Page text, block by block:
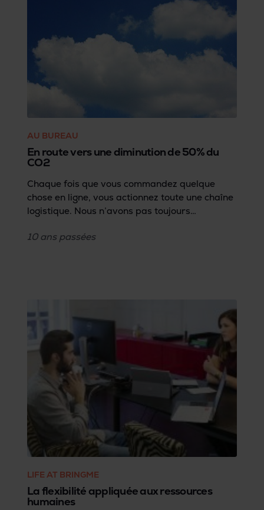
AU BUREAU
En route vers une diminution de 50% du
CO2
Chaque fois que vous commandez quelque
chose en ligne, vous actionnez toute une chaîne
logistique. Nous n’avons pas toujours
des milliers de kilomètres avec... vos colis.
10 ans passées
LIFE AT BRINGME
La flexibilité appliquée aux ressources
humaines